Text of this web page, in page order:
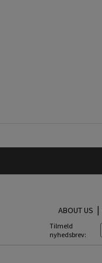
ABOUT US |
Tilmeld
nyhedsbrev: